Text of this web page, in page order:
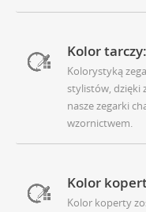
Kolor tarczy:
Kolorystyką
stylistów, dzięki
nasze zegarki
wzornictwem.
Kolor
Kolor koperty